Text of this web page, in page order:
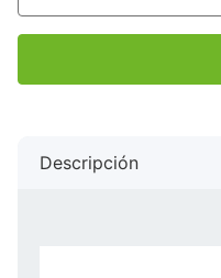
Descripción